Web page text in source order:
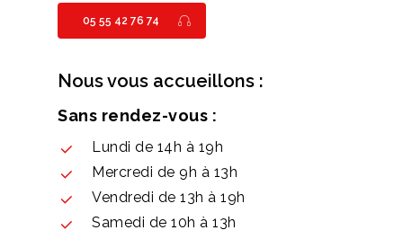
05 55 42 76 74
Nous vous accueillons :
Sans rendez-vous :
Lundi de 14h à 19h
Mercredi de 9h à 13h
Vendredi de 13h à 19h
Samedi de 10h à 13h